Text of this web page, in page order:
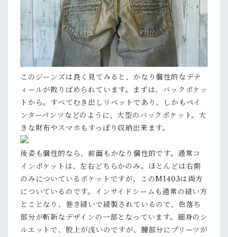
このジーンズは良く見てみると、かなり個性的なデテ
ィールが散りばめられています。まずは、バックポケッ
トから。すべてむき出しリベットであり、しかもペイ
ンターパンツなどのように、大型のバックポケット。大
きな財布やスマホもすっぽり収納出来ます。
後姿も個性的なら、前面もかなり個性的です。通常コ
インポケットは、左右どちらかのみ。ほとんどは右側
のみについているポケットですが、このM1403は両方
についているのです。インサイドシームも通常の縫い方
とことなり、巻き縫いで縫製されているので、色落ち
部分が斬新なデザインの一部となっています。細身のシ
ルエットで、股上が浅いのですが、腰部分にプリーツが